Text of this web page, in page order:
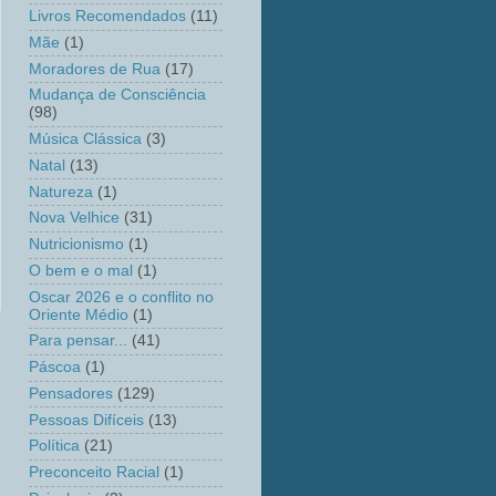
Livros Recomendados (11)
Mãe (1)
Moradores de Rua (17)
Mudança de Consciência
(98)
Música Clássica (3)
Natal (13)
Natureza (1)
Nova Velhice (31)
Nutricionismo (1)
O bem e o mal (1)
Oscar 2026 e o conflito no
Oriente Médio (1)
Para pensar... (41)
Páscoa (1)
Pensadores (129)
Pessoas Difíceis (13)
Política (21)
Preconceito Racial (1)